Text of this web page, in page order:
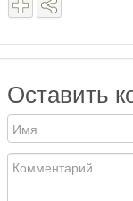
Оставить